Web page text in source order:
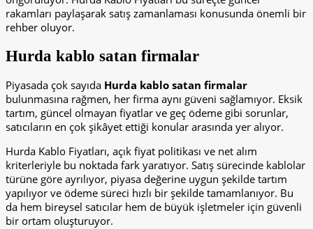
rakamları paylaşarak satış zamanlaması konusunda önemli bir
rehber oluyor.
Hurda kablo satan firmalar
Piyasada çok sayıda Hurda kablo satan firmalar
bulunmasına rağmen, her firma aynı güveni sağlamıyor. Eksik
tartım, güncel olmayan fiyatlar ve geç ödeme gibi sorunlar,
satıcıların en çok şikâyet ettiği konular arasında yer alıyor.
Hurda Kablo Fiyatları, açık fiyat politikası ve net alım
kriterleriyle bu noktada fark yaratıyor. Satış sürecinde kablolar
türüne göre ayrılıyor, piyasa değerine uygun şekilde tartım
yapılıyor ve ödeme süreci hızlı bir şekilde tamamlanıyor. Bu
da hem bireysel satıcılar hem de büyük işletmeler için güvenli
bir ortam oluşturuyor.